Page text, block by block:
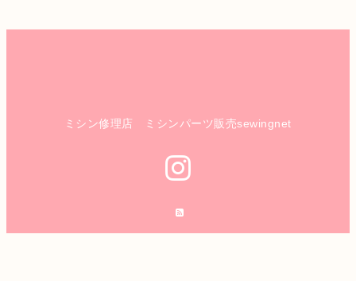
ミシン修理店 ミシンパーツ販売sewingnet